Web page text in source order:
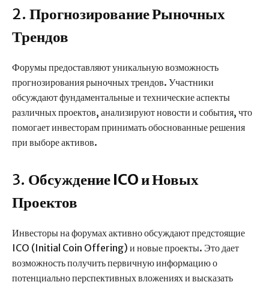
2. Прогнозирование Рыночных
Трендов
Форумы предоставляют уникальную возможность
прогнозирования рыночных трендов. Участники
обсуждают фундаментальные и технические аспекты
различных проектов, анализируют новости и события, что
помогает инвесторам принимать обоснованные решения
при выборе активов.
3. Обсуждение ICO и Новых
Проектов
Инвесторы на форумах активно обсуждают предстоящие
ICO (Initial Coin Offering) и новые проекты. Это дает
возможность получить первичную информацию о
потенциально перспективных вложениях и высказать